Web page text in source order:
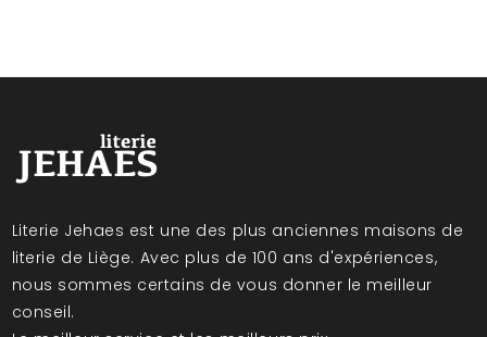
Literie Jehaes est une des plus anciennes maisons de
literie de Liège. Avec plus de 100 ans d'expériences,
nous sommes certains de vous donner le meilleur
conseil.